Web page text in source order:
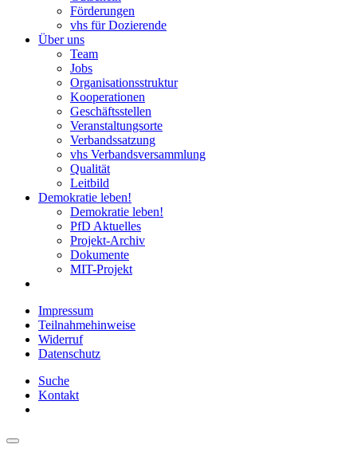
Förderungen
vhs für Dozierende
Über uns
Team
Jobs
Organisationsstruktur
Kooperationen
Geschäftsstellen
Veranstaltungsorte
Verbandssatzung
vhs Verbandsversammlung
Qualität
Leitbild
Demokratie leben!
Demokratie leben!
PfD Aktuelles
Projekt-Archiv
Dokumente
MIT-Projekt
Impressum
Teilnahmehinweise
Widerruf
Datenschutz
Suche
Kontakt